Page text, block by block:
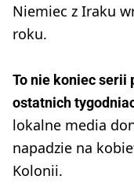
Niemiec z Iraku
roku.
To nie koniec serii
ostatnich
lokalne media
napadzie na
Kolonii.